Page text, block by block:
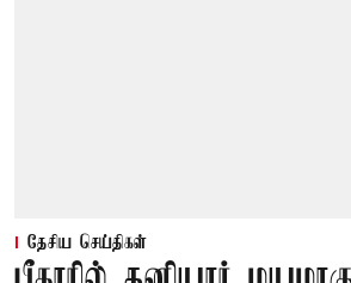
தேசிய செய்திகள்